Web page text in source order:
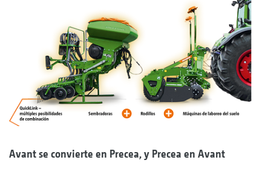
Avant se convierte en Precea, y Precea en Avant